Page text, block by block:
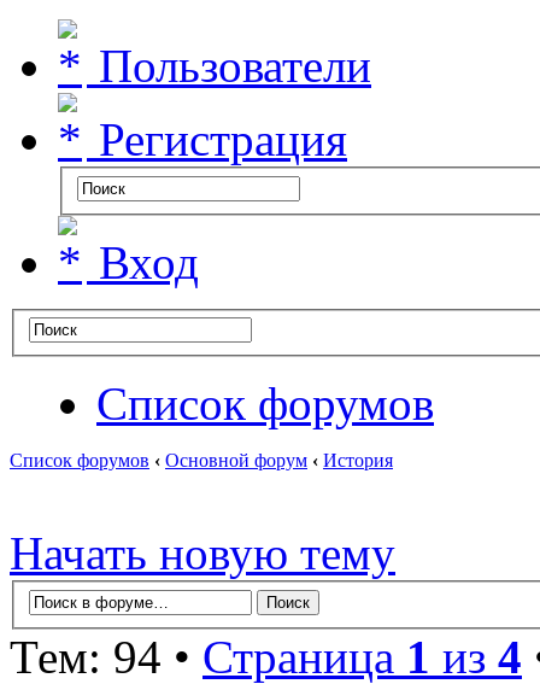
Пользователи
Регистрация
Вход
Список форумов
Список форумов ‹ Основной форум ‹ История
Начать новую тему
Тем: 94 • Страница 1 из 4